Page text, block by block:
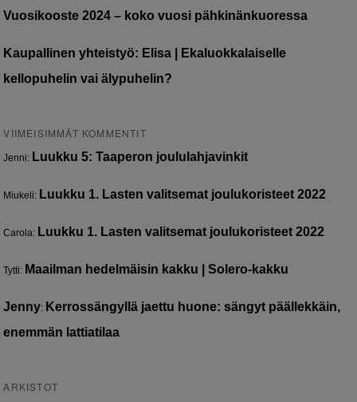
Vuosikooste 2024 – koko vuosi pähkinänkuoressa
Kaupallinen yhteistyö: Elisa | Ekaluokkalaiselle
kellopuhelin vai älypuhelin?
VIIMEISIMMÄT KOMMENTIT
Jenni: Luukku 5: Taaperon joululahjavinkit
Miukeli: Luukku 1. Lasten valitsemat joulukoristeet 2022
Carola: Luukku 1. Lasten valitsemat joulukoristeet 2022
Tytti: Maailman hedelmäisin kakku | Solero-kakku
Jenny: Kerrossängyllä jaettu huone: sängyt päällekkäin,
enemmän lattiatilaa
ARKISTOT